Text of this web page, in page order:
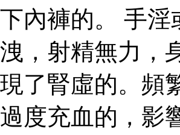
下內褲的。 手
洩，射精無力，
現了腎虛的。頻
過度充血的，影